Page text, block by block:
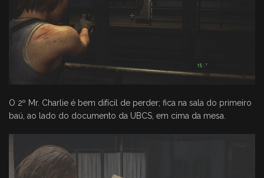
O 2º Mr. Charlie é bem difícil de perder; fica na sala do primeiro
baú, ao lado do documento da UBCS, em cima da mesa.